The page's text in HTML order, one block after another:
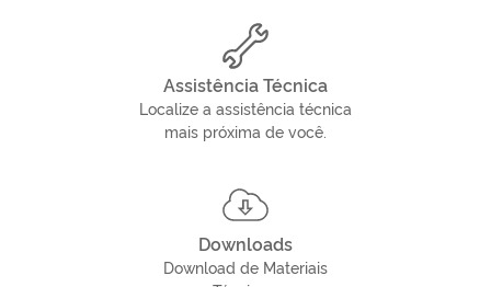
Assistência Técnica
Localize a assistência técnica
mais próxima de você.
Downloads
Download de Materiais